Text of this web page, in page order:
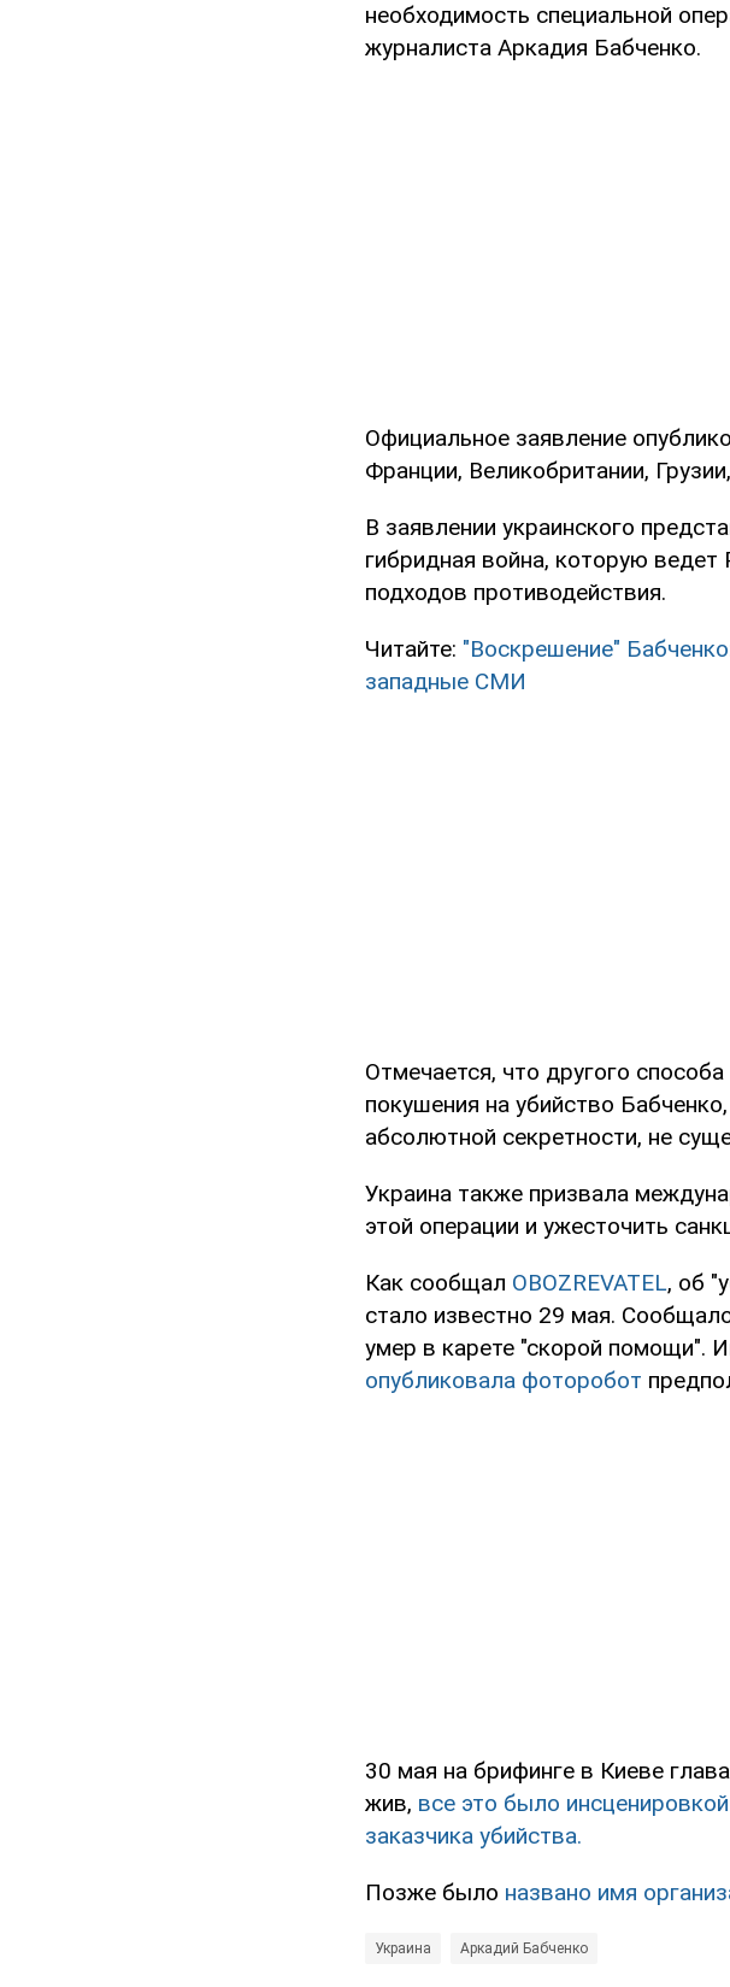
необходимость специальной
журналиста Аркадия Бабченко.
Официальное заявление
Франции, Великобритании,
В заявлении украинского
гибридная война, которую ведет
подходов противодействия.
Читайте: "Воскрешение"
западные СМИ
Отмечается, что другого
покушения на убийство
абсолютной секретности, не
Украина также призвала
этой операции и ужесточить
Как сообщал OBOZREVATEL, об
стало известно 29 мая.
умер в карете "скорой помощи".
опубликовала фоторобот
30 мая на брифинге в Киеве
жив, все это было инсценировкой
заказчика убийства.
Позже было названо имя
Украина Аркадий Бабченко